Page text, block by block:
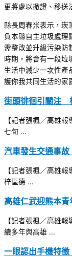
更將處以撤證、移送
縣長周春米表示，崁
負本縣自主垃圾處理
需整改並升級污染防
時期，將會有一段垃
生活中減少一次性產
護你我共同生活的家
街頭徘徊引關注
【記者張楓／高雄
七旬 ...
汽車發生交通事
【記者張楓／高雄
梓區德 ...
高雄仁武迎熊本
【記者張楓／高雄
續多年與高雄 ...
一眼認出手機特